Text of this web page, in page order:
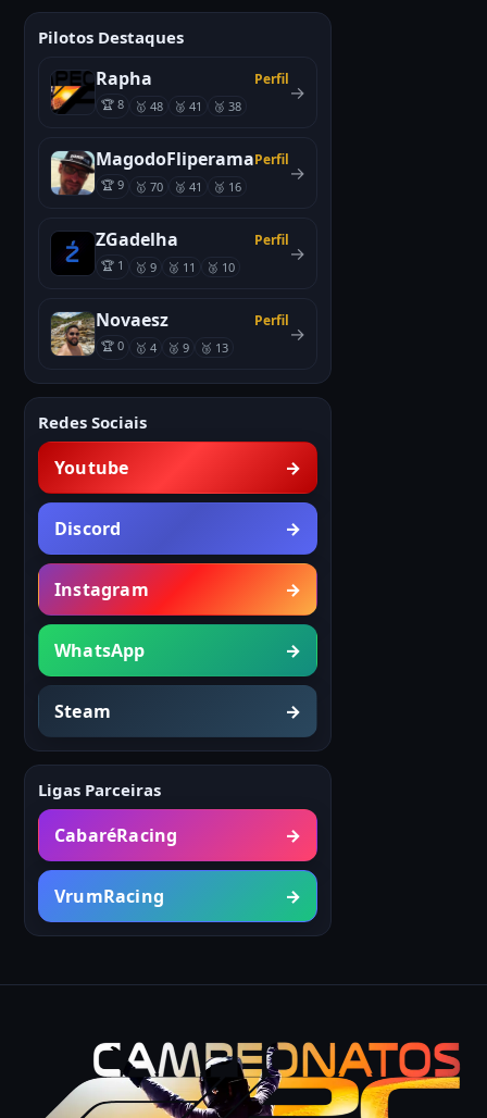
Pilotos Destaques
Rapha Perfil
🏆 8 🥇 48 🥈 41 🥉 38
→
MagodoFliperamaPerfil
🏆 9 🥇 70 🥈 41 🥉 16
→
ZGadelha Perfil
🏆 1 🥇 9 🥈 11 🥉 10
→
Novaesz Perfil
🏆 0 🥇 4 🥈 9 🥉 13
→
Redes Sociais
Youtube →
Discord →
Instagram →
WhatsApp →
Steam →
Ligas Parceiras
CabaréRacing →
VrumRacing →